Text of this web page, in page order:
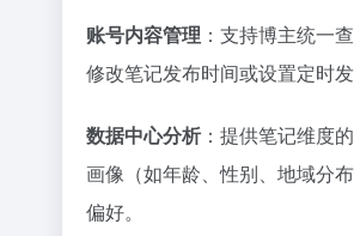
账号内容管理 ：支持博主统一
修改笔记发布时间或设置定时
数据中心分析 ：提供笔记维度
画像（如年龄、性别、地域分
偏好。